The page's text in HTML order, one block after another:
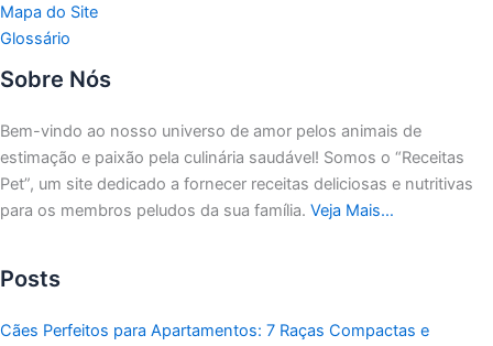
Mapa do Site
Glossário
Sobre Nós
Bem-vindo ao nosso universo de amor pelos animais de
estimação e paixão pela culinária saudável! Somos o “Receitas
Pet”, um site dedicado a fornecer receitas deliciosas e nutritivas
para os membros peludos da sua família. Veja Mais…
Posts
Cães Perfeitos para Apartamentos: 7 Raças Compactas e